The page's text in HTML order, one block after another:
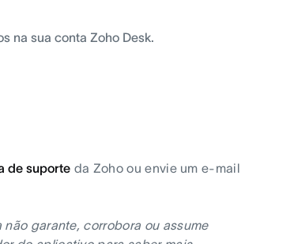
na sua conta Zoho Desk.
de suporte da Zoho ou envie um e-mail
garante, corrobora ou assume